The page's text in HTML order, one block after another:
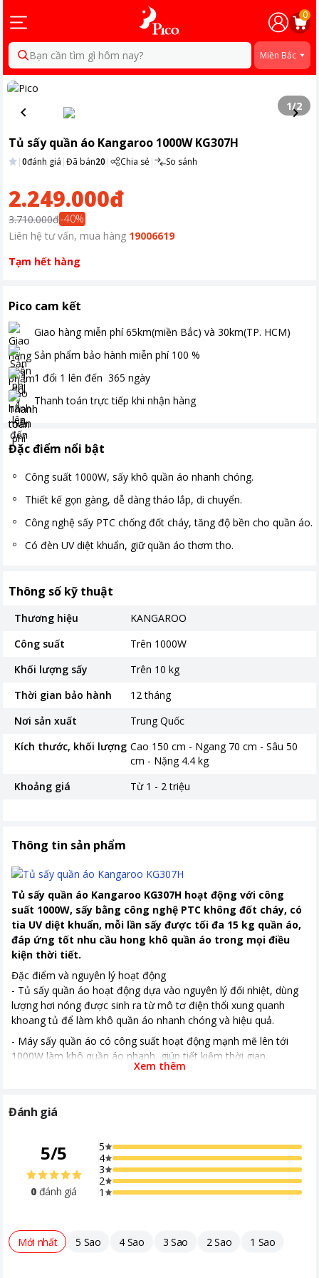
0
Bạn cần tìm gì hôm nay? Miền Bắc
1/2
Tủ sấy quần áo Kangaroo 1000W KG307H
|0đánh giá |Đã bán20 | Chia sẻ| So sánh
2.249.000đ
3.710.000đ-40%
Liên hệ tư vấn, mua hàng 19006619
Tạm hết hàng
Pico cam kết
Giao hàng miễn phí 65km(miền Bắc) và 30km(TP. HCM)
Sản phẩm bảo hành miễn phí 100 %
1 đổi 1 lên đến 365 ngày
Thanh toán trực tiếp khi nhận hàng
Đặc điểm nổi bật
Công suất 1000W, sấy khô quần áo nhanh chóng.
Thiết kế gọn gàng, dễ dàng tháo lắp, di chuyển.
Công nghệ sấy PTC chống đốt cháy, tăng độ bền cho quần áo.
Có đèn UV diệt khuẩn, giữ quần áo thơm tho.
Thông số kỹ thuật
Thương hiệu
KANGAROO
Công suất
Trên 1000W
Khối lượng sấy
Trên 10 kg
Thời gian bảo hành
12 tháng
Nơi sản xuất
Trung Quốc
Kích thước, khối lượng Cao 150 cm - Ngang 70 cm - Sâu 50
cm - Nặng 4.4 kg
Khoảng giá
Từ 1 - 2 triệu
Thông tin sản phẩm
Tủ sấy quần áo Kangaroo KG307H hoạt động với công
suất 1000W, sấy bằng công nghệ PTC không đốt cháy, có
tia UV diệt khuẩn, mỗi lần sấy được tối đa 15 kg quần áo,
đáp ứng tốt nhu cầu hong khô quần áo trong mọi điều
kiện thời tiết.
Đặc điểm và nguyên lý hoạt động
- Tủ sấy quần áo hoạt động dựa vào nguyên lý đối nhiệt, dùng
lượng hơi nóng được sinh ra từ mô tơ điện thổi xung quanh
khoang tủ để làm khô quần áo nhanh chóng và hiệu quả.
- Máy sấy quần áo có công suất hoạt động mạnh mẽ lên tới
1000W làm khô quần áo nhanh, giúp tiết kiệm thời gian.
phai màu quần áo.
Khối lượng sấy tối đa 15 kg mỗi lần sấy, đáp ứng tốt nhu cầu
làm khô nhanh quần áo trong mọi điều kiện thời tiết.
Công nghệ sấy
- Máy sấy quần áo Kangaroo sử dụng công nghệ sấy cộng
Tổng quan thiết kế
Xem thêm
Đánh giá
5/5
0 đánh giá
5
4
3
2
1
Mới nhất 5 Sao 4 Sao 3 Sao 2 Sao 1 Sao